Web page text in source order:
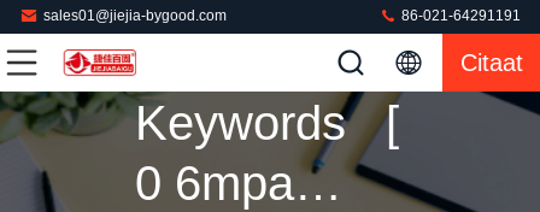
sales01@jiejia-bygood.com 86-021-64291191
Citaat
Keywords [
0 6mpa